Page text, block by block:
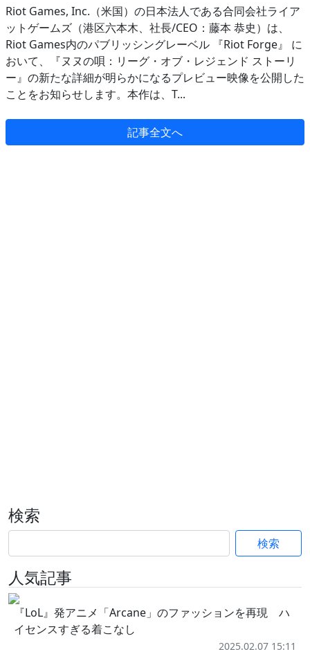
Riot Games, Inc.（米国）の日本法人である合同会社ライア
ットゲームズ（港区六本木、社長/CEO：藤本 恭史）は、
Riot Games内のパブリッシングレーベル 『Riot Forge』 に
おいて、『ヌヌの唄：リーグ・オブ・レジェンド ストーリ
ー』の新たな詳細が明らかになるプレビュー映像を公開した
ことをお知らせします。本作は、T...
記事全文へ
検索
検索
人気記事
『LoL』発アニメ「Arcane」のファッションを再現 ハ
イセンスすぎる着こなし
2025.02.07 15:11